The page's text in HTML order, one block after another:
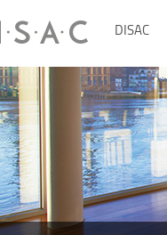
DISAC